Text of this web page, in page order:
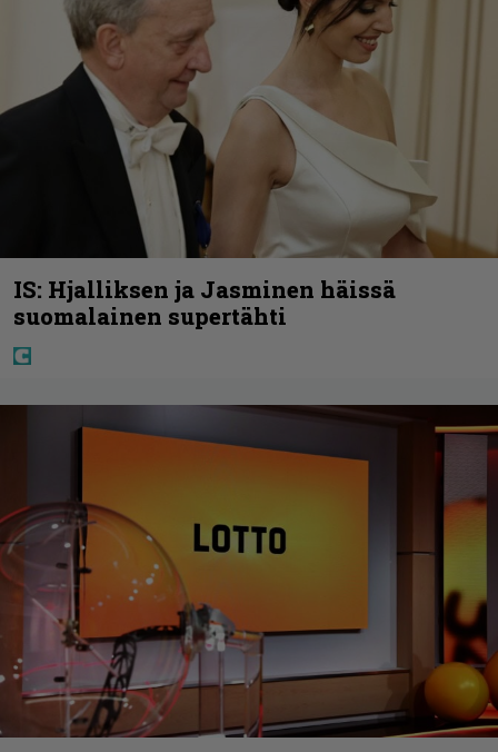
IS: Hjalliksen ja Jasminen häissä
suomalainen supertähti